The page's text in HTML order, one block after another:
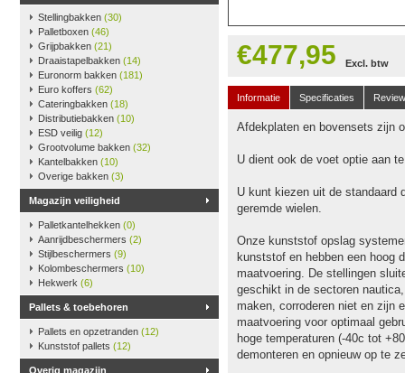
Stellingbakken (30)
Palletboxen (46)
Grijpbakken (21)
Draaistapelbakken (14)
Euronorm bakken (181)
Euro koffers (62)
Cateringbakken (18)
Distributiebakken (10)
ESD veilig (12)
Grootvolume bakken (32)
Kantelbakken (10)
Overige bakken (3)
Magazijn veiligheid
Palletkantelhekken (0)
Aanrijdbeschermers (2)
Stijlbeschermers (9)
Kolombeschermers (10)
Hekwerk (6)
Pallets & toebehoren
Pallets en opzetranden (12)
Kunststof pallets (12)
Overig magazijn
€477,95 Excl. btw
Informatie Specificaties
Afdekplaten en bovensets zijn
U dient ook de voet optie aan
U kunt kiezen uit de standaard
geremde wielen.
Onze kunststof opslag
kunststof en hebben een hoog
maatvoering. De stellingen
geschikt in de sectoren
maken, corroderen niet en zijn
maatvoering voor optimaal
hoge temperaturen (-40c tot
demonteren en opnieuw op te